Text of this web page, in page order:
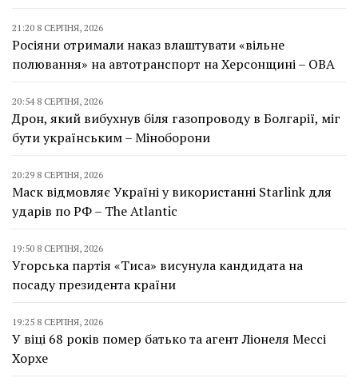
21:20 8 СЕРПНЯ, 2026
Росіяни отримали наказ влаштувати «вільне
полювання» на автотранспорт на Херсонщині – ОВА
20:54 8 СЕРПНЯ, 2026
Дрон, який вибухнув біля газопроводу в Болгарії, міг
бути українським – Міноборони
20:29 8 СЕРПНЯ, 2026
Маск відмовляє Україні у використанні Starlink для
ударів по РФ – The Atlantic
19:50 8 СЕРПНЯ, 2026
Угорська партія «Тиса» висунула кандидата на
посаду президента країни
19:25 8 СЕРПНЯ, 2026
У віці 68 років помер батько та агент Ліонеля Мессі
Хорхе